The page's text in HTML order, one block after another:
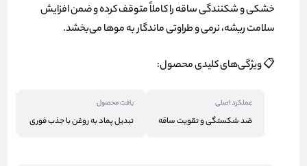
خشکی و شکنندگی ساقه را کاملاً متوقف کرده و ضمن افزایش
سلامت ریشه، نرمی و طراوتی ماندگار به موها می‌بخشد.
📋 ویژگی‌های کلیدی محصول:
عملکرد اصلی
ضد شکستگی و تقویت ساقه
بافت محصول
تبدیل پماد به روغن با جذب فوری